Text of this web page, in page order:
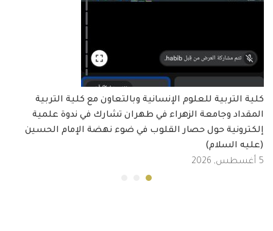
كلية التربية للعلوم الإنسانية وبالتعاون مع كلية التربية
المقداد وجامعة الزهراء في طهران تشارك في ندوة علمية
إلكترونية حول حصار القلوب في ضوء نهضة الإمام الحسين
(عليه السلام)
5 أغسطس, 2026